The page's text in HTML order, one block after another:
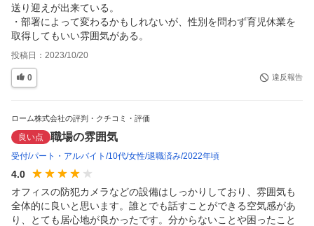
送り迎えが出来ている。
・部署によって変わるかもしれないが、性別を問わず育児休業を
取得してもいい雰囲気がある。
投稿日： 2023/10/20
0 違反報告
ローム株式会社の評判・クチコミ・評価
良い点 職場の雰囲気
受付 パート・アルバイト 10代 女性 退職済み 2022年頃
4.0
オフィスの防犯カメラなどの設備はしっかりしており、雰囲気も
全体的に良いと思います。誰とでも話すことができる空気感があ
り、とても居心地が良かったです。分からないことや困ったこと